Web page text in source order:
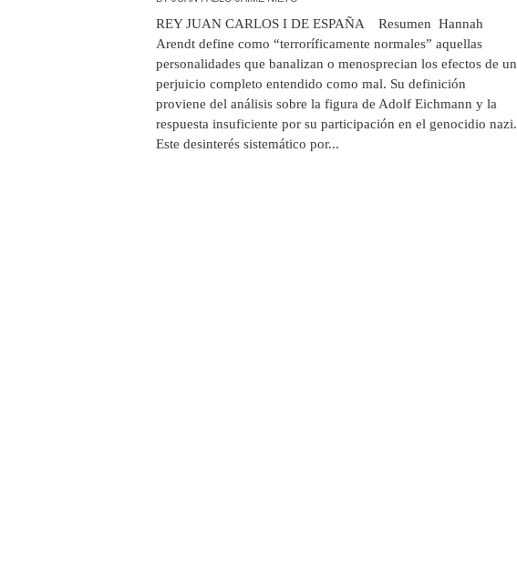
REY JUAN CARLOS I DE ESPAÑA Resumen Hannah
Arendt define como “terroríficamente normales” aquellas
personalidades que banalizan o menosprecian los efectos de un
perjuicio completo entendido como mal. Su definición
proviene del análisis sobre la figura de Adolf Eichmann y la
respuesta insuficiente por su participación en el genocidio nazi.
Este desinterés sistemático por...